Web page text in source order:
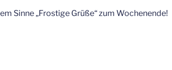
Sinne „Frostige Grüße“ zum Wochenende!